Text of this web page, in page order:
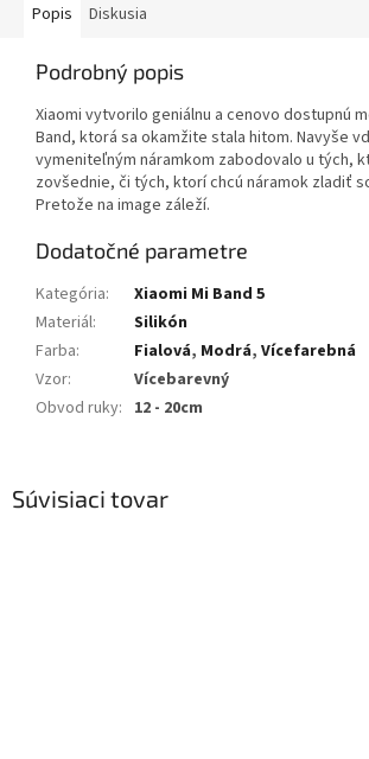
Súvisiaci tovar
Popis Diskusia
Podrobný popis
Xiaomi vytvorilo geniálnu a cenovo dostupnú
Band, ktorá sa okamžite stala hitom. Navyše
vymeniteľným náramkom zabodovalo u tých,
zovšednie, či tých, ktorí chcú náramok zladiť
Pretože na image záleží.
Dodatočné parametre
Kategória:
Xiaomi Mi Band 5
Materiál:
Silikón
Farba: Fialová, Modrá, Vícefarebná
Vzor:
Vícebarevný
Obvod ruky: 12 - 20cm